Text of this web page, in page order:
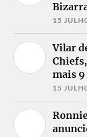
15
Vilar
mais
15